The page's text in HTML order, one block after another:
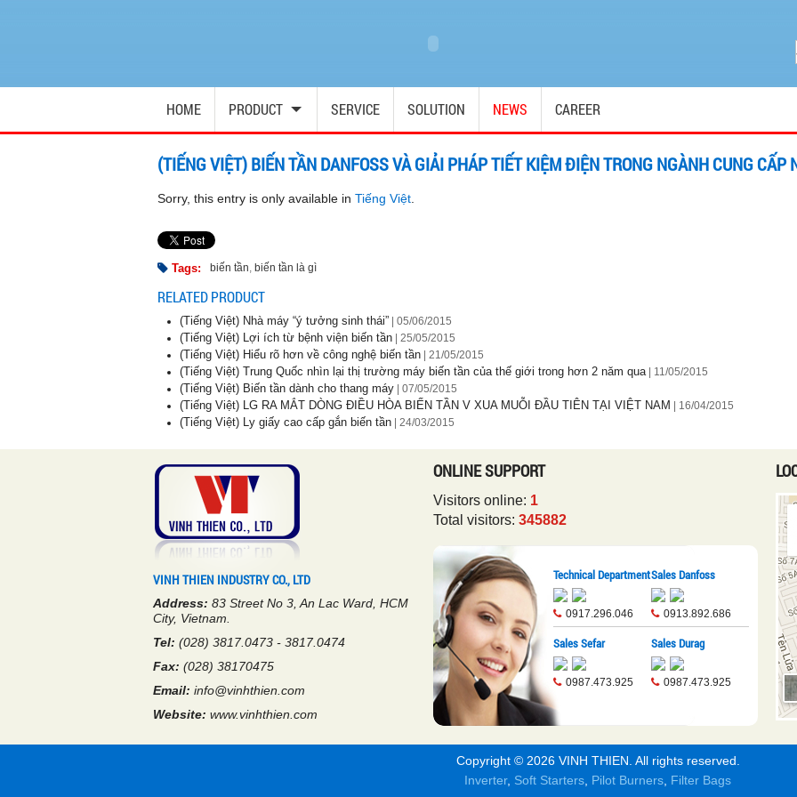
HOME PRODUCT SERVICE SOLUTION NEWS CAREER
(TIẾNG VIỆT) BIẾN TẦN DANFOSS VÀ GIẢI PHÁP TIẾT KIỆM ĐIỆN TRONG NGÀNH CUNG CẤP
Sorry, this entry is only available in Tiếng Việt
Tags: biến tần, biến tần là gì
RELATED PRODUCT
(Tiếng Việt) Nhà máy “ý tưởng sinh thái” | 05/06/2015
(Tiếng Việt) Lợi ích từ bệnh viện biến tần | 25/05/2015
(Tiếng Việt) Hiểu rõ hơn về công nghệ biến tần | 21/05/2015
(Tiếng Việt) Trung Quốc nhìn lại thị trường máy biến tần của thế giới trong hơn 2 năm qua| 11/05/2015
(Tiếng Việt) Biến tần dành cho thang máy | 07/05/2015
(Tiếng Việt) LG RA MẮT DÒNG ĐIỀU HÒA BIẾN TẦN V XUA MUỖI ĐẦU TIÊN TẠI VIỆT NAM | 16/04/2015
(Tiếng Việt) Ly giấy cao cấp gắn biến tần | 24/03/2015
VINH THIEN INDUSTRY CO., LTD
Address: 83 Street No 3, An Lac Ward, HCM
City, Vietnam.
Tel: (028) 3817.0473 - 3817.0474
Fax: (028) 38170475
Email: info@vinhthien.com
Website: www.vinhthien.com
ONLINE SUPPORT
Visitors online: 1
Total visitors: 345882
Technical Department
0917.296.046
Sales Danfoss
0913.892.686
Sales Sefar
0987.473.925
Sales Durag
0987.473.925
Copyright © 2026 VINH THIEN . All rights reserved.
Inverter, Soft Starters Pilot Burners Filter Bags